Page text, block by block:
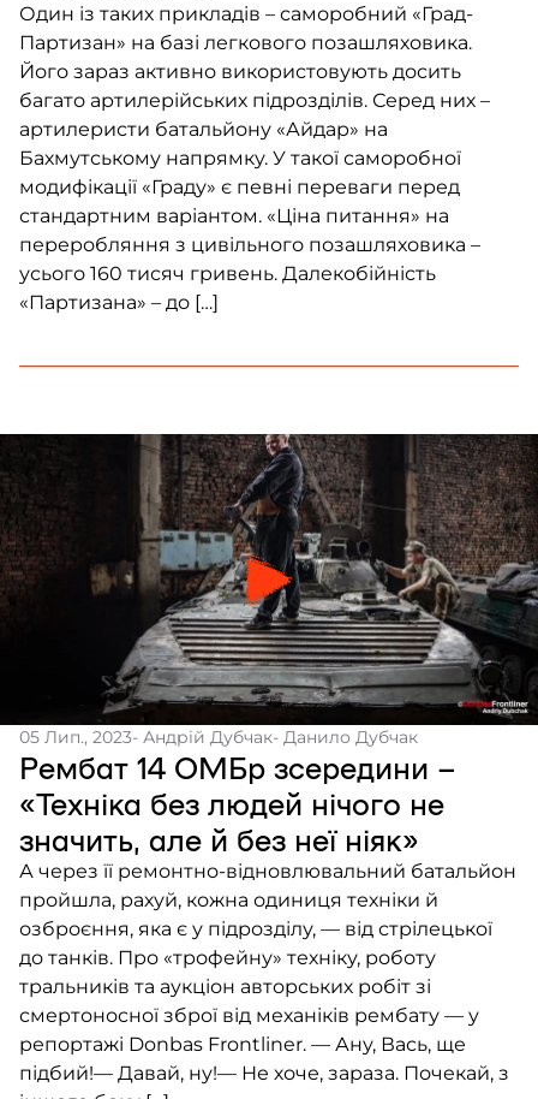
Один із таких прикладів – саморобний «Град-
Партизан» на базі легкового позашляховика.
Його зараз активно використовують досить
багато артилерійських підрозділів. Серед них –
артилеристи батальйону «Айдар» на
Бахмутському напрямку. У такої саморобної
модифікації «Граду» є певні переваги перед
стандартним варіантом. «Ціна питання» на
переробляння з цивільного позашляховика –
усього 160 тисяч гривень. Далекобійність
«Партизана» – до […]
05 Лип., 2023- Андрій Дубчак- Данило Дубчак
Рембат 14 ОМБр зсередини –
«Техніка без людей нічого не
значить, але й без неї ніяк»
А через її ремонтно-відновлювальний батальйон
пройшла, рахуй, кожна одиниця техніки й
озброєння, яка є у підрозділу, — від стрілецької
до танків. Про «трофейну» техніку, роботу
тральників та аукціон авторських робіт зі
смертоносної зброї від механіків рембату — у
репортажі Donbas Frontliner. — Ану, Вась, ще
підбий!— Давай, ну!— Не хоче, зараза. Почекай, з